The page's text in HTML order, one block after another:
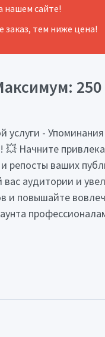
нашем сайте!
заказ, тем ниже цена!
услуги -
Начните
репосты ваших
аудитории и
и повышайте